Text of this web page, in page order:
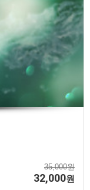
35,000원
32,000원